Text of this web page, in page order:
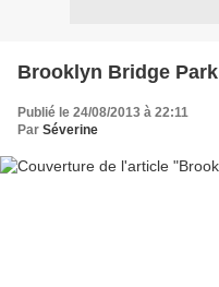
Brooklyn Bridge Park
Publié le 24/08/2013 à 22:11
Par Séverine